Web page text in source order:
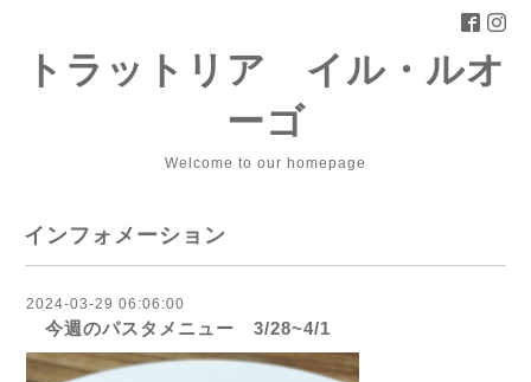
トラットリア イル・ルオ
ーゴ
Welcome to our homepage
インフォメーション
2024-03-29 06:06:00
今週のパスタメニュー 3/28~4/1